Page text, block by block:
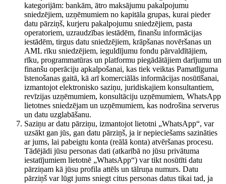
kategorijām: bankām, ātro maksājumu pakalpojumu
sniedzējiem, uzņēmumiem no kapitāla grupas, kurai pieder
datu pārziņš, kurjeru pakalpojumu sniedzējiem, pasta
operatoriem, uzraudzības iestādēm, finanšu informācijas
iestādēm, tirgus datu sniedzējiem, krāpšanas novēršanas un
AML rīku sniedzējiem, ieguldījumu fondu pārvaldītājiem,
rīku, programmatūras un platformu piegādātājiem darījumu un
finanšu operāciju apkalpošanai, kas tiek veiktas Pamatlīguma
īstenošanas gaitā, kā arī komerciālās informācijas nosūtīšanai,
izmantojot elektronisko saziņu, juridiskajiem konsultantiem,
revīzijas uzņēmumiem, konsultāciju uzņēmumiem, WhatsApp
lietotnes sniedzējam un uzņēmumiem, kas nodrošina serverus
un datu uzglabāšanu.
Saziņu ar datu pārziņu, izmantojot lietotni „WhatsApp“, var
uzsākt gan jūs, gan datu pārziņš, ja ir nepieciešams sazināties
ar jums, lai pabeigtu konta (reālā konta) atvēršanas procesu.
Tādējādi jūsu personas dati (atkarībā no jūsu privātuma
iestatījumiem lietotnē „WhatsApp“) var tikt nosūtīti datu
pārziņam kā jūsu profila attēls un tālruņa numurs. Datu
pārziņš var lūgt jums sniegt citus personas datus tikai tad, ja